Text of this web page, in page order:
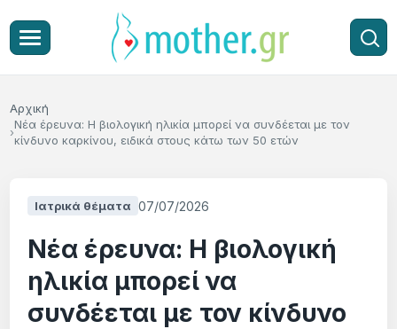
Αρχική
Νέα έρευνα: Η βιολογική ηλικία μπορεί να συνδέεται με τον
κίνδυνο καρκίνου, ειδικά στους κάτω των 50 ετών
Ιατρικά θέματα 07/07/2026
Νέα έρευνα: Η βιολογική
ηλικία μπορεί να
συνδέεται με τον κίνδυνο